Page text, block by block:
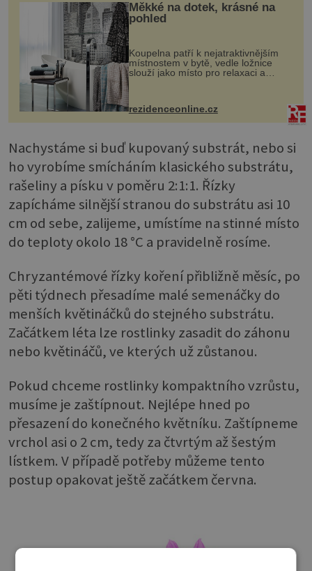
Měkké na dotek, krásné na
pohled
Koupelna patří k nejatraktivnějším
místnostem v bytě, vedle ložnice
slouží jako místo pro relaxaci a
odpočinek. Koupelnový textil –
ručníky, osušky a koberečky –
mohou jako mávnutím kouzelného
proutku...
rezidenceonline.cz
Nachystáme si buď kupovaný substrát, nebo si
ho vyrobíme smícháním klasického substrátu,
rašeliny a písku v poměru 2:1:1. Řízky
zapícháme silnější stranou do substrátu asi 10
cm od sebe, zalijeme, umístíme na stinné místo
do teploty okolo 18 °C a pravidelně rosíme.
Chryzantémové řízky koření přibližně měsíc, po
pěti týdnech přesadíme malé semenáčky do
menších květináčků do stejného substrátu.
Začátkem léta lze rostlinky zasadit do záhonu
nebo květináčů, ve kterých už zůstanou.
Pokud chceme rostlinky kompaktního vzrůstu,
musíme je zaštípnout. Nejlépe hned po
přesazení do konečného květníku. Zaštípneme
vrchol asi o 2 cm, tedy za čtvrtým až šestým
lístkem. V případě potřeby můžeme tento
postup opakovat ještě začátkem června.